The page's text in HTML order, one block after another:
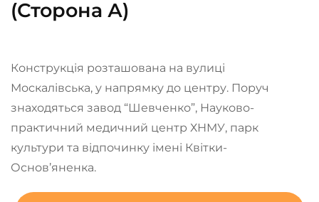
(Сторона А)
Конструкція розташована на вулиці
Москалівська, у напрямку до центру. Поруч
знаходяться завод “Шевченко”, Науково-
практичний медичний центр ХНМУ, парк
культури та відпочинку імені Квітки-
Основ’яненка.